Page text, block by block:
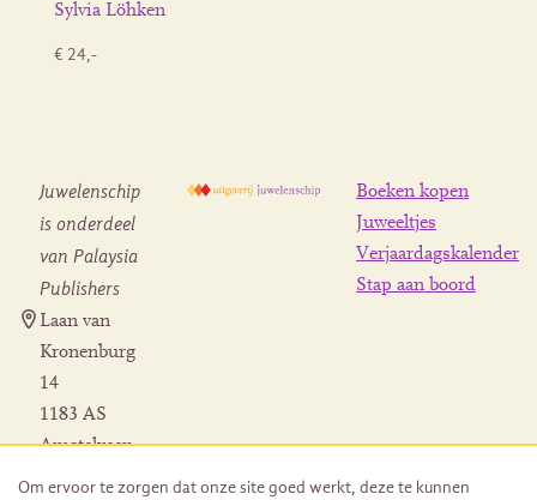
Sylvia Löhken
€ 24,-
Juwelenschip
is onderdeel
van Palaysia
Publishers
Laan van
Kronenburg
14
1183 AS
Amstelveen
Boeken kopen
Juweeltjes
Verjaardagskalender
Stap aan boord
Om ervoor te zorgen dat onze site goed werkt, deze te kunnen